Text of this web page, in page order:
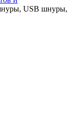
USB шнуры,